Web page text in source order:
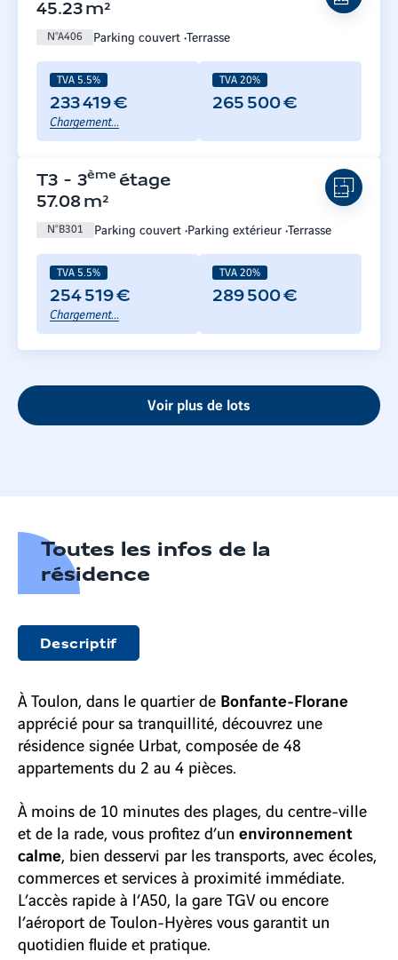
45.23 m²
N°A406 Parking couvert Terrasse
TVA 5.5%
233 419 €
Chargement...
TVA 20%
265 500 €
T3 - 3ème étage
57.08 m²
N°B301 Parking couvert Parking extérieur Terrasse
TVA 5.5%
254 519 €
Chargement...
TVA 20%
289 500 €
Voir plus de lots
Toutes les infos de la
résidence
Descriptif
À Toulon, dans le quartier de Bonfante-Florane
apprécié pour sa tranquillité, découvrez une
résidence signée Urbat, composée de 48
appartements du 2 au 4 pièces.
À moins de 10 minutes des plages, du centre-ville
et de la rade, vous profitez d’un environnement
calme, bien desservi par les transports, avec écoles,
commerces et services à proximité immédiate.
L’accès rapide à l’A50, la gare TGV ou encore
l’aéroport de Toulon-Hyères vous garantit un
quotidien fluide et pratique.